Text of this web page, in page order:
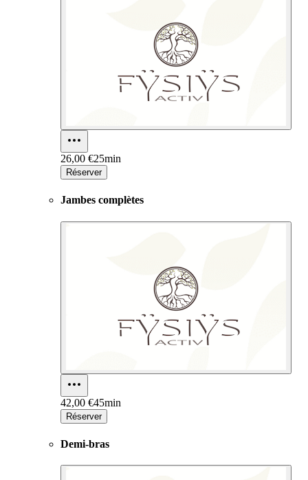
26,00 €25min
Réserver
Jambes complètes
42,00 €45min
Réserver
Demi-bras